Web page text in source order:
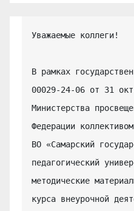
Уважаемые коллеги!
В рамках
00029-24-06 от 31
Министерства
Федерации
ВО «Самарский
педагогический
методические
курса внеурочной